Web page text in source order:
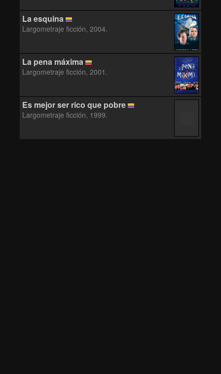
La esquina
Largometraje ficción, 2004.
La pena máxima
Largometraje ficción, 2001.
Es mejor ser rico que pobre
Largometraje ficción, 1999.